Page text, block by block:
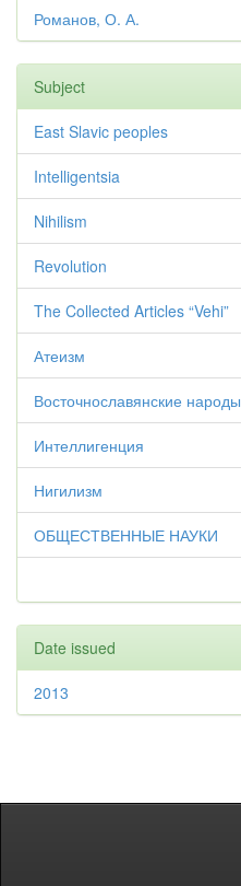
Романов, О. А.
Subject
East Slavic peoples
Intelligentsia
Nihilism
Revolution
The Collected Articles “Vehi”
Атеизм
Восточнославянские народы
Интеллигенция
Нигилизм
ОБЩЕСТВЕННЫЕ НАУКИ
Date issued
2013